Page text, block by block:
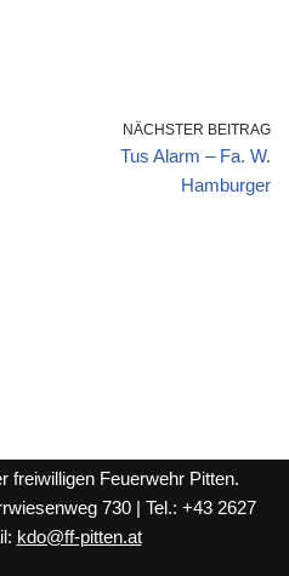
NÄCHSTER BEITRAG
Tus Alarm – Fa. W.
Hamburger
freiwilligen Feuerwehr Pitten.
730 | Tel.: +43 2627
kdo@ff-pitten.at